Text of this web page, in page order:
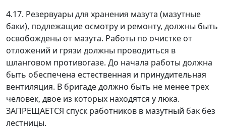
4.17. Резервуары для хранения мазута (мазутные
баки), подлежащие осмотру и ремонту, должны быть
освобождены от мазута. Работы по очистке от
отложений и грязи должны проводиться в
шланговом противогазе. До начала работы должна
быть обеспечена естественная и принудительная
вентиляция. В бригаде должно быть не менее трех
человек, двое из которых находятся у люка.
ЗАПРЕЩАЕТСЯ спуск работников в мазутный бак без
лестницы.